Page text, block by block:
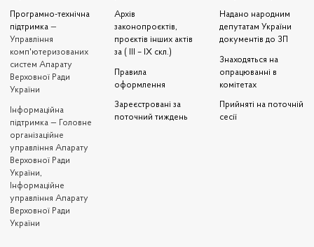
Програмно-технічна
підтримка —
Управління
комп'ютеризованих
систем Апарату
Верховної Ради
України
Iнформаційна
підтримка — Головне
організаційне
управління Апарату
Верховної Ради
України,
Інформаційне
управління Апарату
Верховної Ради
України
Архів
законопроєктів,
проєктів інших актів
за ( III – IX скл.)
Правила
оформлення
Зареєстровані за
поточний тиждень
Надано народним
депутатам України
документів до ЗП
Знаходяться на
опрацюванні в
комітетах
Прийняті на поточній
сесії